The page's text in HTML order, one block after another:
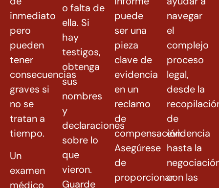
inmediato
pero
pueden
tener
consecuencias
graves si
no se
tratan a
tiempo.
Un
examen
médico
o falta de
ella. Si
hay
testigos,
obtenga
sus
nombres
y
declaraciones
sobre lo
que
vieron.
Guarde
puede
ser una
pieza
clave de
evidencia
en un
reclamo
de
compensación.
Asegúrese
de
proporcionar
navegar
el
complejo
proceso
legal,
desde la
de
evidencia
hasta la
con las